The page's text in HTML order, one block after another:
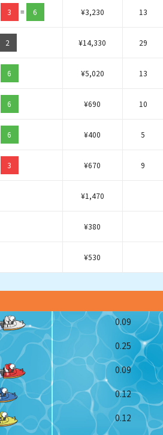
3 = 6 ¥3,230 13
2 ¥14,330 29
6 ¥5,020 13
6 ¥690 10
6 ¥400 5
3 ¥670 9
¥1,470
¥380
¥530
0.09
0.25
0.09
0.12
0.12